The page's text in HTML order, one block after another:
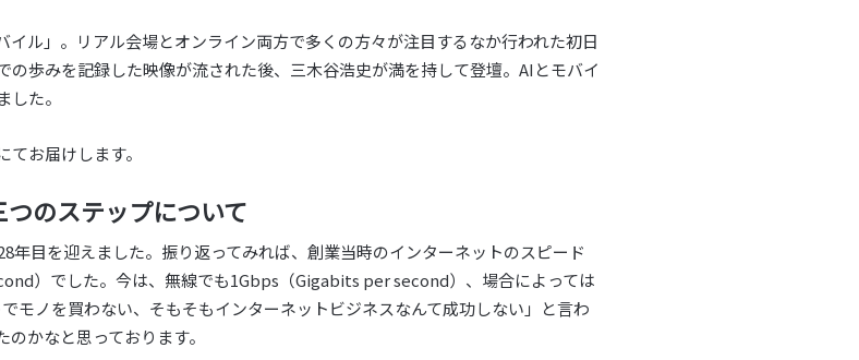
ル」。リアル会場とオンライン両方で多くの方々が注目するなか行われた初日
歩みを記録した映像が流された後、三木谷浩史が満を持して登壇。AIとモバイ
た。
お届けします。
のステップについて
年目を迎えました。振り返ってみれば、創業当時のインターネットのスピード
）でした。今は、無線でも1Gbps（Gigabits per second）、場合によっては
モノを買わない、そもそもインターネットビジネスなんて成功しない」と言わ
かなと思っております。